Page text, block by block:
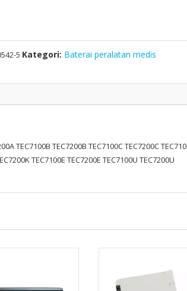
5 Kategori: Baterai peralatan medis
TEC7100B TEC7200B TEC7100C TEC7200C
TEC7100E TEC7200E TEC7100U TEC7200U